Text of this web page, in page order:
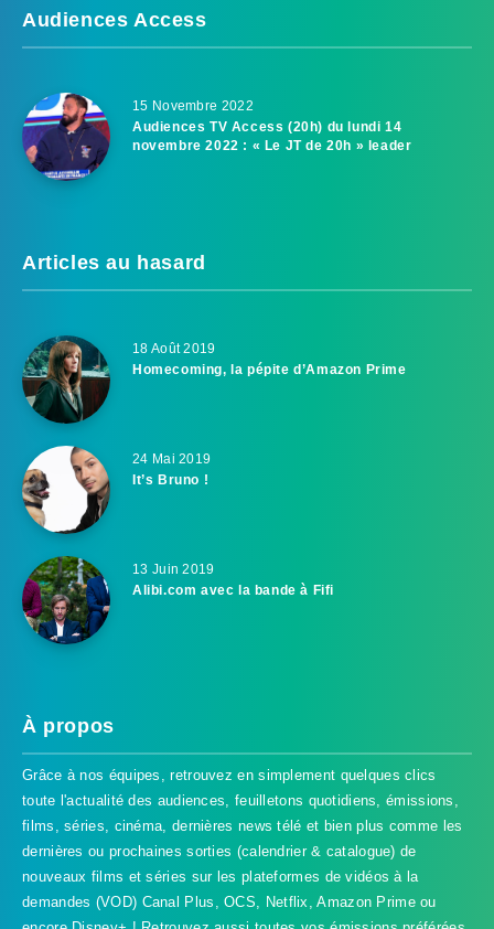
Audiences Access
15 Novembre 2022
Audiences TV Access (20h) du lundi 14
novembre 2022 : « Le JT de 20h » leader
Articles au hasard
18 Août 2019
Homecoming, la pépite d’Amazon Prime
24 Mai 2019
It’s Bruno !
13 Juin 2019
Alibi.com avec la bande à Fifi
À propos
Grâce à nos équipes, retrouvez en simplement quelques clics
toute l'actualité des audiences, feuilletons quotidiens, émissions,
films, séries, cinéma, dernières news télé et bien plus comme les
dernières ou prochaines sorties (calendrier & catalogue) de
nouveaux films et séries sur les plateformes de vidéos à la
demandes (VOD) Canal Plus, OCS, Netflix, Amazon Prime ou